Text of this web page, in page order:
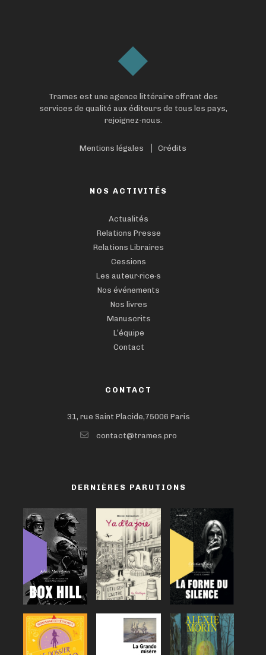
Trames est une agence littéraire offrant des
services de qualité aux éditeurs de tous les pays,
rejoignez-nous.
Mentions légales Crédits
NOS ACTIVITÉS
Actualités
Relations Presse
Relations Libraires
Cessions
Les auteur·rice·s
Nos événements
Nos livres
Manuscrits
L’équipe
Contact
CONTACT
31, rue Saint Placide,75006 Paris
contact@trames.pro
DERNIÈRES PARUTIONS